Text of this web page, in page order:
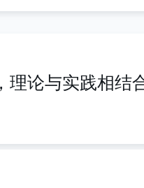
理论与实践相结